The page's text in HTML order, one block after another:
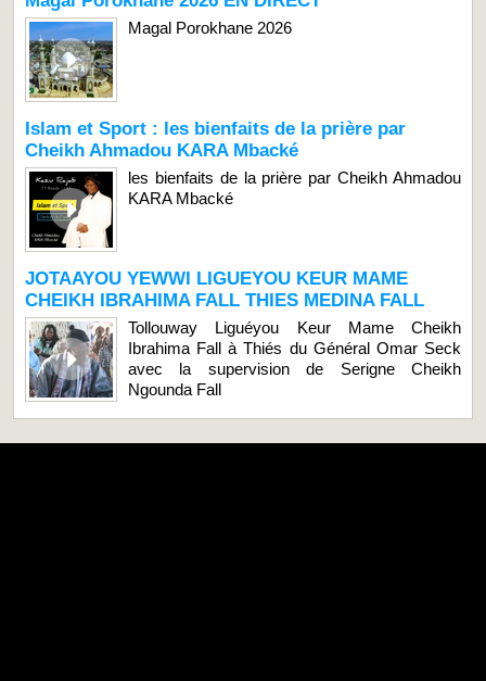
Magal Porokhane 2026
Islam et Sport : les bienfaits de la prière par
Cheikh Ahmadou KARA Mbacké
les bienfaits de la prière par Cheikh Ahmadou
KARA Mbacké
JOTAAYOU YEWWI LIGUEYOU KEUR MAME
CHEIKH IBRAHIMA FALL THIES MEDINA FALL
Tollouway Liguéyou Keur Mame Cheikh
Ibrahima Fall à Thiés du Général Omar Seck
avec la supervision de Serigne Cheikh
Ngounda Fall